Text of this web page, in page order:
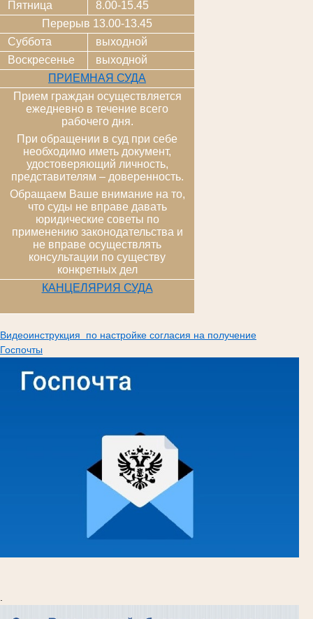
Пятница
8.00-15.45
Перерыв 13.00-13.45
Суббота
выходной
Воскресенье
выходной
ПРИЕМНАЯ СУДА
Прием граждан осуществляется
ежедневно в течение всего
рабочего дня.
При обращении в суд при себе
необходимо иметь документ,
удостоверяющий личность,
представителям – доверенность.
Обращаем Ваше внимание на то,
что суды не вправе давать
юридические советы по
применению законодательства и
не вправе осуществлять
консультации по существу
конкретных дел
КАНЦЕЛЯРИЯ СУДА
Видеоинструкция по настройке согласия на получение
Госпочты